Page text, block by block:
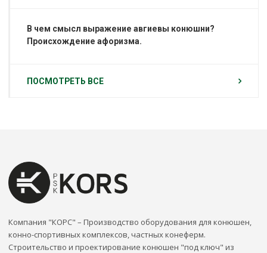
В чем смысл выражение авгиевы конюшни?
Происхождение афоризма.
ПОСМОТРЕТЬ ВСЕ
Компания "КОРС" – Производство оборудования для конюшен,
конно-спортивных комплексов, частных конеферм.
Строительство и проектирование конюшен "под ключ" из